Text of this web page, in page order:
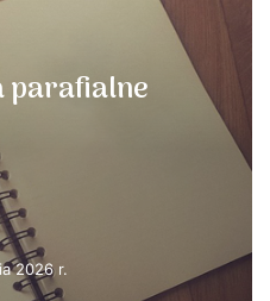
parafialne
2026 r.